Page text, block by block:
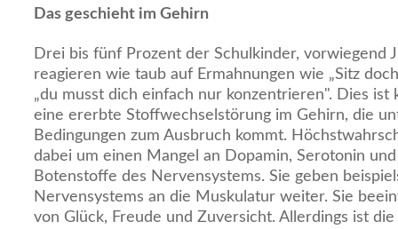
Das geschieht im Gehirn
Drei bis fünf Prozent der Schulkinder, vorwiegend
reagieren wie taub auf Ermahnungen wie „Sitz
„du musst dich einfach nur konzentrieren". Dies ist
eine ererbte Stoffwechselstörung im Gehirn, die
Bedingungen zum Ausbruch kommt.
dabei um einen Mangel an Dopamin, Serotonin
Botenstoffe des Nervensystems. Sie geben
Nervensystems an die Muskulatur weiter. Sie
von Glück, Freude und Zuversicht. Allerdings ist die